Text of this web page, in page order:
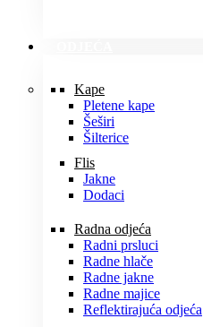
Kape
Pletene kape
Šeširi
Šilterice
Flis
Jakne
Dodaci
Radna odjeća
Radni prsluci
Radne hlače
Radne jakne
Radne majice
Reflektirajuća odjeća